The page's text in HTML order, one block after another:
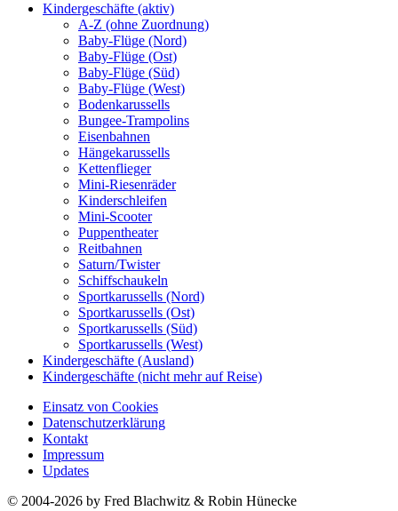
Kindergeschäfte (aktiv)
A-Z (ohne Zuordnung)
Baby-Flüge (Nord)
Baby-Flüge (Ost)
Baby-Flüge (Süd)
Baby-Flüge (West)
Bodenkarussells
Bungee-Trampolins
Eisenbahnen
Hängekarussells
Kettenflieger
Mini-Riesenräder
Kinderschleifen
Mini-Scooter
Puppentheater
Reitbahnen
Saturn/Twister
Schiffschaukeln
Sportkarussells (Nord)
Sportkarussells (Ost)
Sportkarussells (Süd)
Sportkarussells (West)
Kindergeschäfte (Ausland)
Kindergeschäfte (nicht mehr auf Reise)
Einsatz von Cookies
Datenschutzerklärung
Kontakt
Impressum
Updates
© 2004-2026 by Fred Blachwitz & Robin Hünecke